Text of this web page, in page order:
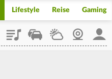
Lifestyle Reise Gaming
PlaylistStaupilotWetterWebcam